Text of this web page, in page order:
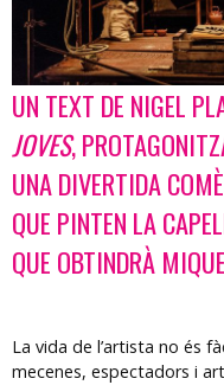
Diapositiva 1 de 1
UN TEXT DE NIGEL
JOVES,
UNA DIVERTIDA
QUE PINTEN LA
QUE OBTINDRÀ
La vida de l’artista no és
mecenes, espectadors i